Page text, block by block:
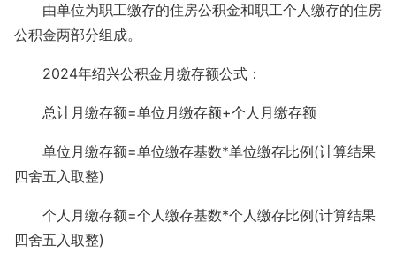
由单位为职工缴存的住房公积金和职工个人缴存的住房
公积金两部分组成。
2024年绍兴公积金月缴存额公式：
总计月缴存额=单位月缴存额+个人月缴存额
单位月缴存额=单位缴存基数*单位缴存比例(计算结果
四舍五入取整)
个人月缴存额=个人缴存基数*个人缴存比例(计算结果
四舍五入取整)